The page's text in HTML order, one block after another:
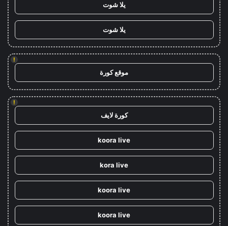
يلا شوت
يلا شوت
!
موقع كورة
!
كورة لايف
koora live
kora live
koora live
koora live